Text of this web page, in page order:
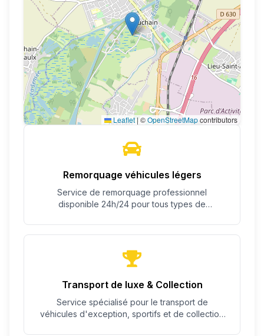
Leaflet | ©OpenStreetMapcontributors
Remorquage véhicules légers
Service de remorquage professionnel
disponible 24h/24 pour tous types de
Transport de luxe & Collection
Service spécialisé pour le transport de
véhicules d'exception, sportifs et de collection